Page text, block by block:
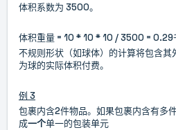
体积系数为 3500。
体积重量 = 10 * 10 * 10 / 3500 = 0.29
不规则形状（如球体）的计算将包含其
为球的实际体积付费。
例 3
包裹内含2件物品。如果包裹内含有多
成一个单一的包装单元